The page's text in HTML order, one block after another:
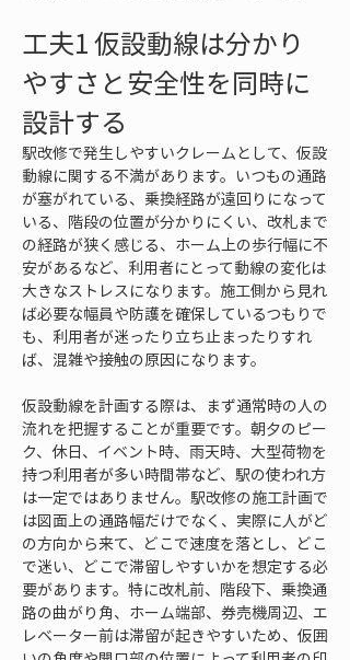
工夫1 仮設動線は分かり
やすさと安全性を同時に
設計する
駅改修で発生しやすいクレームとして、仮設
動線に関する不満があります。いつもの通路
が塞がれている、乗換経路が遠回りになって
いる、階段の位置が分かりにくい、改札まで
の経路が狭く感じる、ホーム上の歩行幅に不
安があるなど、利用者にとって動線の変化は
大きなストレスになります。施工側から見れ
ば必要な幅員や防護を確保しているつもりで
も、利用者が迷ったり立ち止まったりすれ
ば、混雑や接触の原因になります。
仮設動線を計画する際は、まず通常時の人の
流れを把握することが重要です。朝夕のピー
ク、休日、イベント時、雨天時、大型荷物を
持つ利用者が多い時間帯など、駅の使われ方
は一定ではありません。駅改修の施工計画で
は図面上の通路幅だけでなく、実際に人がど
の方向から来て、どこで速度を落とし、どこ
で迷い、どこで滞留しやすいかを想定する必
要があります。特に改札前、階段下、乗換通
路の曲がり角、ホーム端部、券売機周辺、エ
レベーター前は滞留が起きやすいため、仮囲